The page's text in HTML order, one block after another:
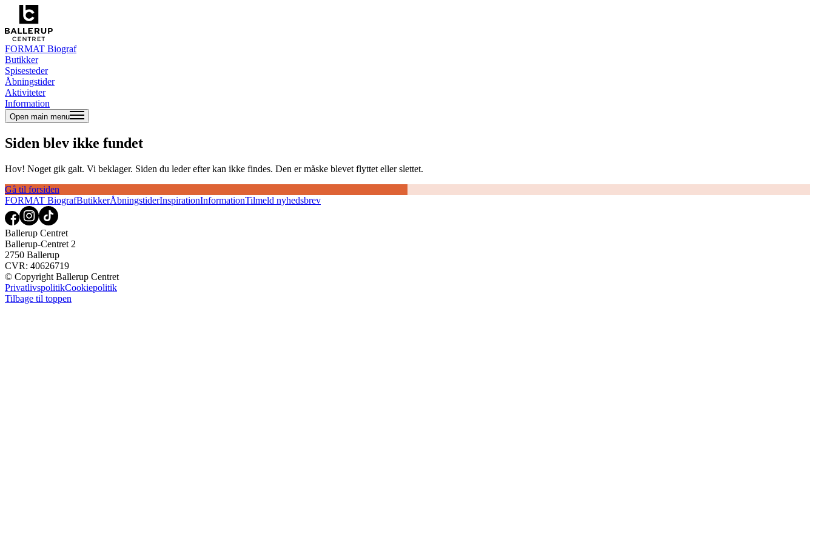
FORMAT Biograf
Butikker
Spisesteder
Åbningstider
Aktiviteter
Information
Open main menu
Siden blev ikke fundet
Hov! Noget gik galt. Vi beklager. Siden du leder efter kan ikke findes. Den er måske blevet flyttet eller slettet.
Gå til forsiden
FORMAT BiografButikkerÅbningstiderInspirationInformationTilmeld nyhedsbrev
Ballerup Centret
Ballerup-Centret 2
2750 Ballerup
CVR: 40626719
© Copyright Ballerup Centret
PrivatlivspolitikCookiepolitik
Tilbage til toppen